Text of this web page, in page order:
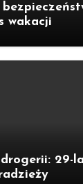
wakacji
29-